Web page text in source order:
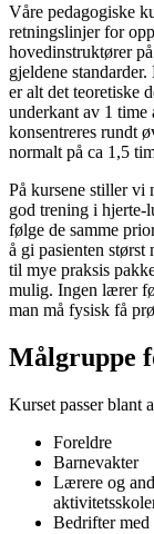
Våre pedagogiske
retningslinjer for
hovedinstruktører
gjeldene
er alt det teoretiske
underkant av 1 time
konsentreres rundt
normalt på ca 1,5
På kursene stiller vi
god trening i
følge de samme
å gi pasienten
til mye praksis
mulig. Ingen lærer
man må fysisk få
Målgruppe
Kurset passer blant
Foreldre
Barnevakter
Lærere og
Bedrifter med